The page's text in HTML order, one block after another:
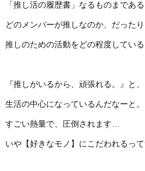
「推し活の履歴書」なるものまである
どのメンバーが推しなのか、だったり
推しのための活動をどの程度してい
『推しがいるから、頑張れる。』と、
生活の中心になっているんだなーと。
すごい熱量で、圧倒されます…
いや【好きなモノ】にこだわれるって